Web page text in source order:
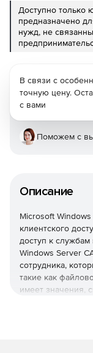
Доступно только
предназначено
нужд, не
Описание
Microsoft
клиентского
доступ к
Windows Server
сотрудника,
такие как
имеет значения,
В связи с
точную цену.
с вами
Поможем с